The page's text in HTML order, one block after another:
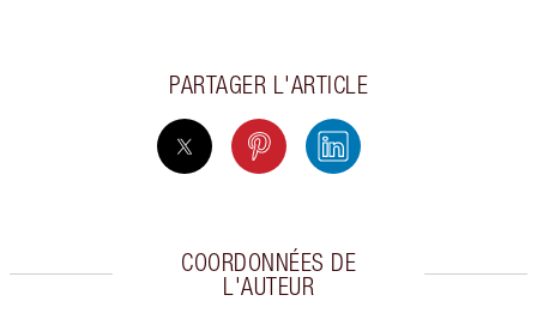
PARTAGER L'ARTICLE
COORDONNÉES DE
L'AUTEUR